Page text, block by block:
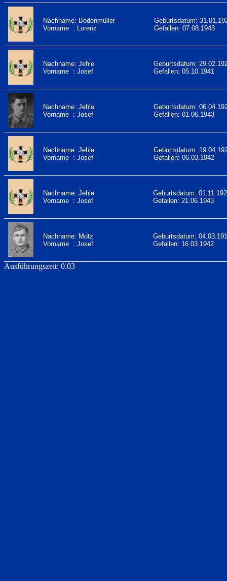
Nachname: Bodenmüller
Vorname : Lorenz
Geburtsdatum:
Gefallen: 07.08.1943
Nachname: Jehle
Vorname : Josef
Geburtsdatum:
Gefallen: 05.10.1941
Nachname: Jehle
Vorname : Josef
Geburtsdatum:
Gefallen: 01.06.1943
Nachname: Jehle
Vorname : Josef
Geburtsdatum:
Gefallen: 06.03.1942
Nachname: Jehle
Vorname : Josef
Geburtsdatum:
Gefallen: 21.06.1943
Nachname: Motz
Vorname : Josef
Geburtsdatum:
Gefallen: 16.03.1942
Ausführungszeit: 0.03